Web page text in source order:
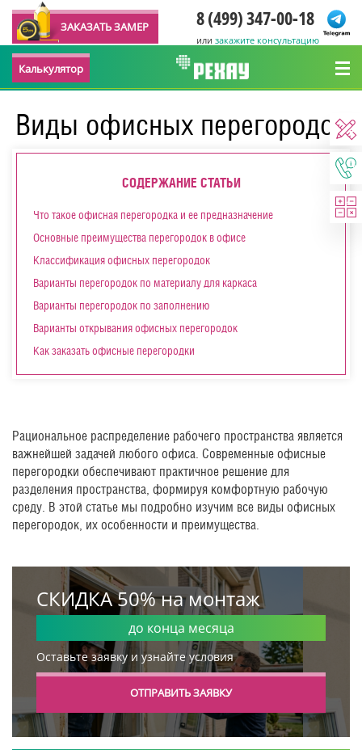
ЗАКАЗАТЬ ЗАМЕР 8 (499) 347-00-18
или закажите консультацию
Калькулятор
Виды офисных перегородок
СОДЕРЖАНИЕ СТАТЬИ
Что такое офисная перегородка и ее предназначение
Основные преимущества перегородок в офисе
Классификация офисных перегородок
Варианты перегородок по материалу для каркаса
Варианты перегородок по заполнению
Варианты открывания офисных перегородок
Как заказать офисные перегородки
Рациональное распределение рабочего пространства является
важнейшей задачей любого офиса. Современные офисные
перегородки обеспечивают практичное решение для
разделения пространства, формируя комфортную рабочую
среду. В этой статье мы подробно изучим все виды офисных
перегородок, их особенности и преимущества.
СКИДКА 50% на монтаж
до конца месяца
Оставьте заявку и узнайте условия
ОТПРАВИТЬ ЗАЯВКУ